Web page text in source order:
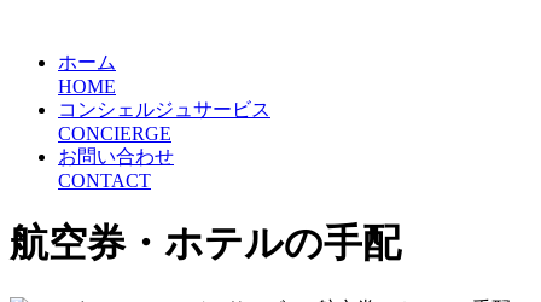
ホーム
HOME
コンシェルジュサービス
CONCIERGE
お問い合わせ
CONTACT
航空券・ホテルの手配